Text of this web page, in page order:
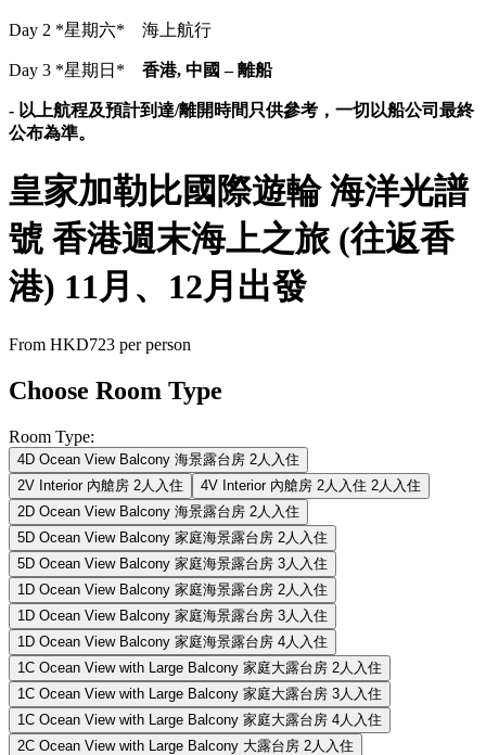
Day 2 *星期六* 海上航行
Day 3 *星期日* 香港, 中國 – 離船
- 以上航程及預計到達/離開時間只供參考，一切以船公司最終
公布為準。
皇家加勒比國際遊輪 海洋光譜
號 香港週末海上之旅 (往返香
港) 11月、12月出發
From HKD723 per person
Choose Room Type
Room Type:
4D Ocean View Balcony 海景露台房 2人入住
2V Interior 內艙房 2人入住
4V Interior 內艙房 2人入住 2人入住
2D Ocean View Balcony 海景露台房 2人入住
5D Ocean View Balcony 家庭海景露台房 2人入住
5D Ocean View Balcony 家庭海景露台房 3人入住
1D Ocean View Balcony 家庭海景露台房 2人入住
1D Ocean View Balcony 家庭海景露台房 3人入住
1D Ocean View Balcony 家庭海景露台房 4人入住
1C Ocean View with Large Balcony 家庭大露台房 2人入住
1C Ocean View with Large Balcony 家庭大露台房 3人入住
1C Ocean View with Large Balcony 家庭大露台房 4人入住
2C Ocean View with Large Balcony 大露台房 2人入住